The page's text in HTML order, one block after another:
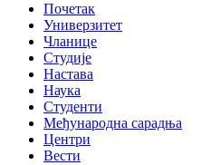
Почетак
Универзитет
Чланице
Студије
Настава
Наука
Студенти
Међународна сарадња
Центри
Вести